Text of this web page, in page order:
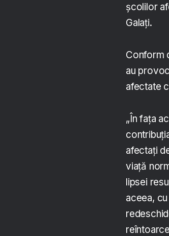
școlilor
Galați.
Conform
au
afectate
„În fața
afectați
viață
lipsei
aceea,